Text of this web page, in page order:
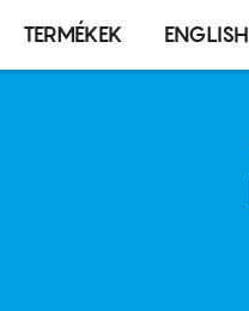
TERMÉKEK ENGLISH